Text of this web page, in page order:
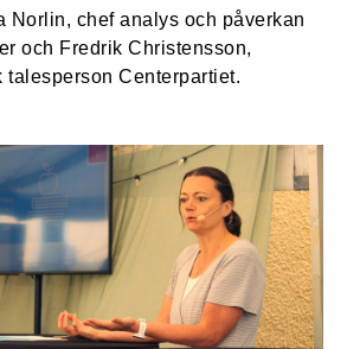
Norlin, chef analys och påverkan
och Fredrik Christensson,
Centerpartiet.